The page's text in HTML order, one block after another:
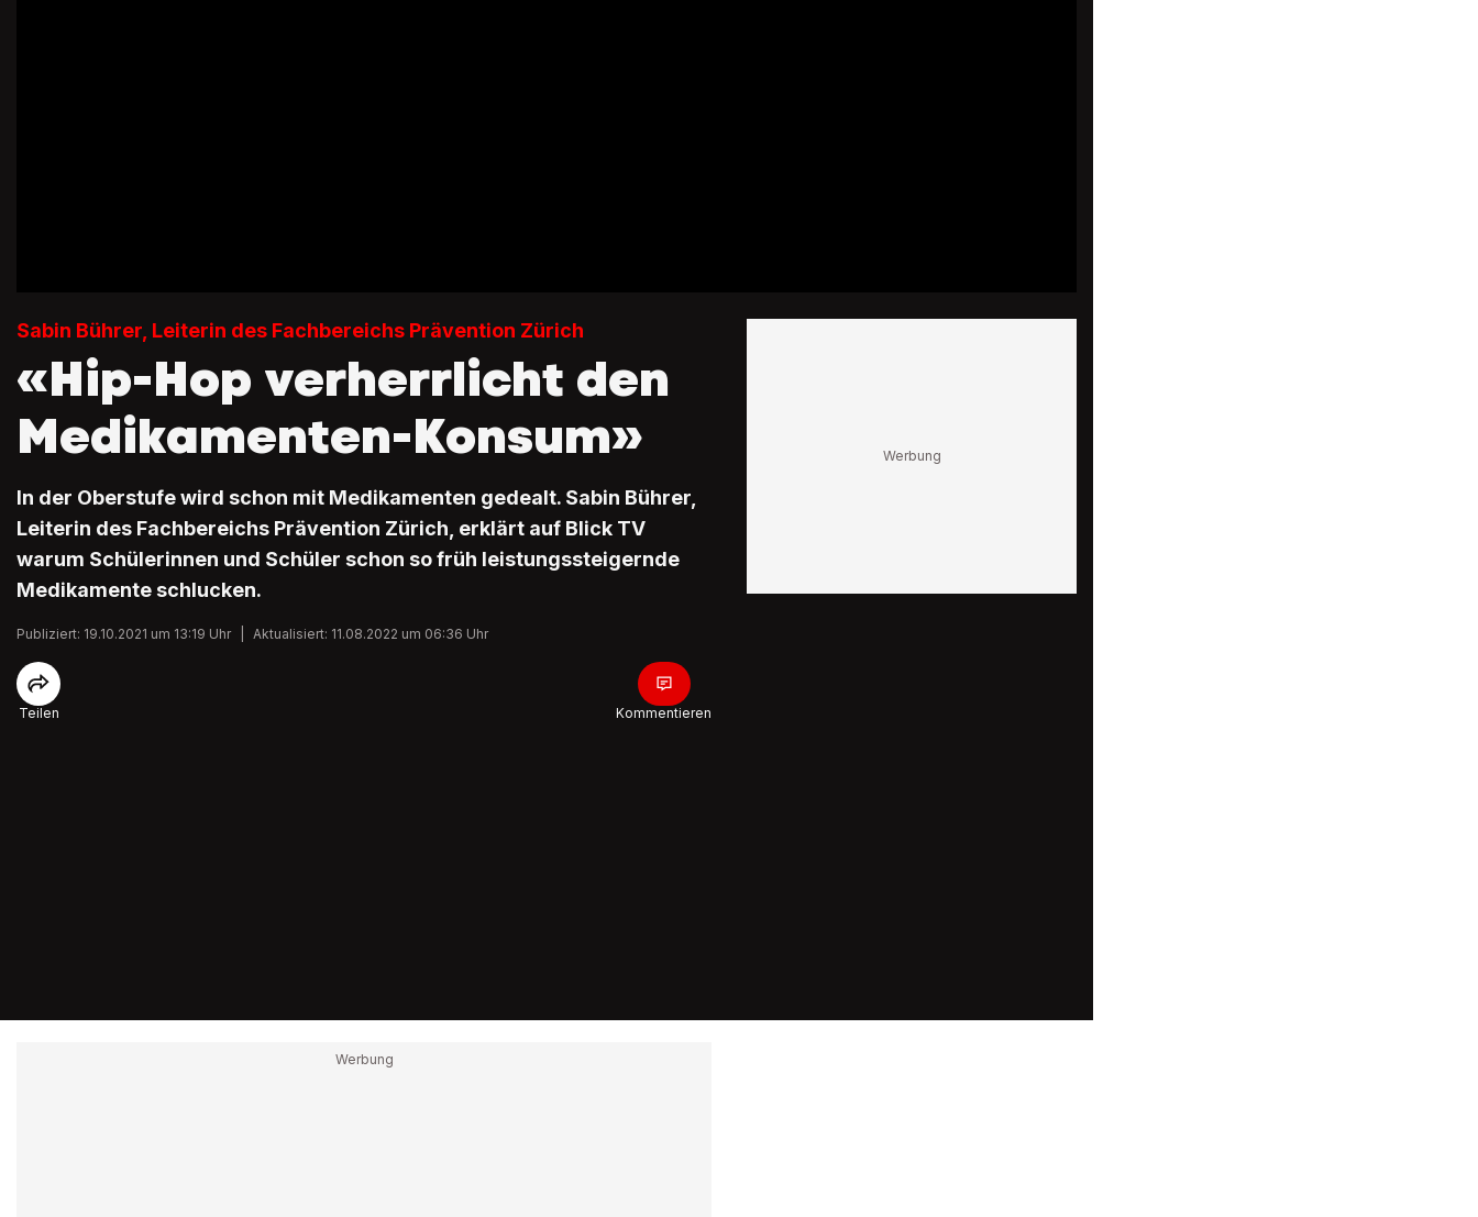
Sabin Bührer, Leiterin des Fachbereichs Prävention Zürich
«Hip-Hop verherrlicht den
Medikamenten-Konsum»
In der Oberstufe wird schon mit Medikamenten gedealt. Sabin Bührer,
Leiterin des Fachbereichs Prävention Zürich, erklärt auf Blick TV
warum Schülerinnen und Schüler schon so früh leistungssteigernde
Medikamente schlucken.
Publiziert: 19.10.2021 um 13:19 Uhr Aktualisiert: 11.08.2022 um 06:36 Uhr
Teilen Kommentieren